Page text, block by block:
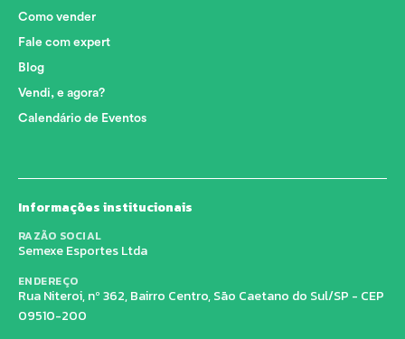
Como vender
Fale com expert
Blog
Vendi, e agora?
Calendário de Eventos
Informações institucionais
RAZÃO SOCIAL
Semexe Esportes Ltda
ENDEREÇO
Rua Niteroi, nº 362, Bairro Centro, São Caetano do Sul/SP - CEP
09510-200